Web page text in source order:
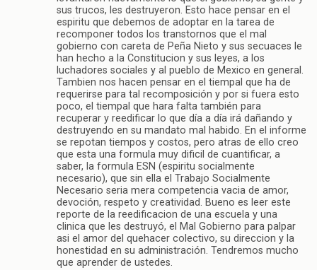
sus trucos, les destruyeron. Esto hace pensar en el
espiritu que debemos de adoptar en la tarea de
recomponer todos los transtornos que el mal
gobierno con careta de Peña Nieto y sus secuaces le
han hecho a la Constitucion y sus leyes, a los
luchadores sociales y al pueblo de Mexico en general.
Tambien nos hacen pensar en el tiempal que ha de
requerirse para tal recomposición y por si fuera esto
poco, el tiempal que hara falta también para
recuperar y reedificar lo que día a día irá dañando y
destruyendo en su mandato mal habido. En el informe
se repotan tiempos y costos, pero atras de ello creo
que esta una formula muy dificil de cuantificar, a
saber, la formula ESN (espiritu socialmente
necesario), que sin ella el Trabajo Socialmente
Necesario seria mera competencia vacia de amor,
devoción, respeto y creatividad. Bueno es leer este
reporte de la reedificacion de una escuela y una
clinica que les destruyó, el Mal Gobierno para palpar
asi el amor del quehacer colectivo, su direccion y la
honestidad en su administración. Tendremos mucho
que aprender de ustedes.